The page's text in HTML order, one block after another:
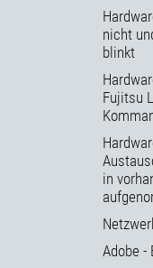
nicht
blinkt
Fujitsu
in
Adobe -